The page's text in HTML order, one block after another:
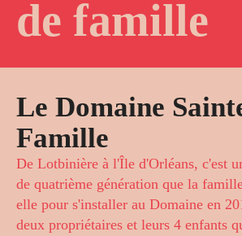
de famille
Le Domaine
Famille
De Lotbinière à l'Île d'Orléans, c'est
de quatrième génération que la
elle pour s'installer au Domaine en
deux propriétaires et leurs 4 enfants